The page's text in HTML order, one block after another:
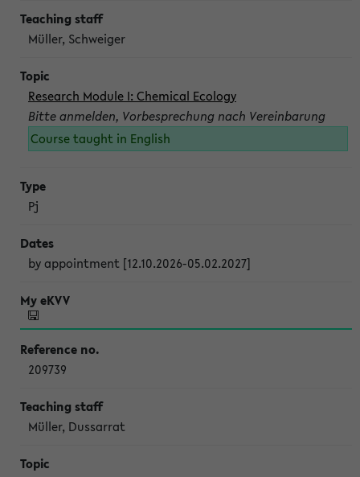
Müller, Schweiger
Research Module I: Chemical Ecology
Bitte anmelden, Vorbesprechung nach Vereinbarung
Course taught in English
Pj
by appointment [12.10.2026-05.02.2027]
209739
Müller, Dussarrat